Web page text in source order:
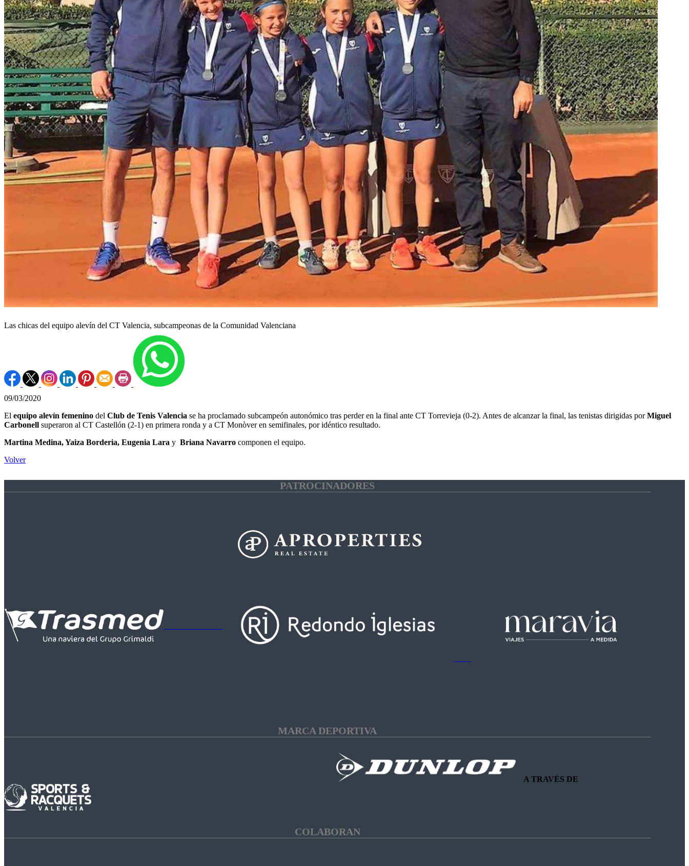
Las chicas del equipo alevín del CT Valencia, subcampeonas de la Comunidad Valenciana
09/03/2020
El equipo alevín femenino del Club de Tenis Valencia se ha proclamado subcampeón autonómico tras perder en la final ante CT Torrevieja (0-2). Antes de alcanzar la final, las tenistas dirigidas porMiguel
Carbonell superaron al CT Castellón (2-1) en primera ronda y a CT Monòver en semifinales, por idéntico resultado.
Martina Medina, Yaiza Borderia, Eugenia Lara y Briana Navarro componen el equipo.
Volver
PATROCINADORES
MARCA DEPORTIVA
A TRAVÉS DE
COLABORAN